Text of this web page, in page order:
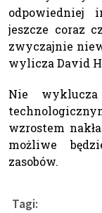
odpowiedniej
jeszcze coraz
zwyczajnie
wylicza David
Nie
wzrostem
możliwe
zasobów.
Tagi: